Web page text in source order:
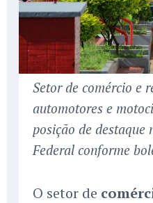
Setor de comércio e
automotores e
posição de
Federal conforme
O setor de